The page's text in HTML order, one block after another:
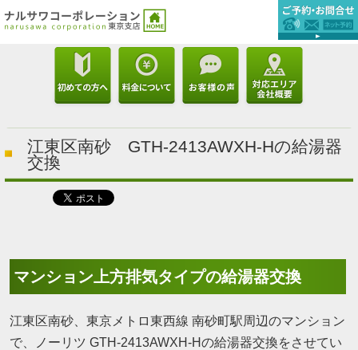
江東区南砂 GTH-2413AWXH-Hの給湯器
交換
マンション上方排気タイプの給湯器交換
江東区南砂、東京メトロ東西線 南砂町駅周辺のマンション
で、ノーリツ GTH-2413AWXH-Hの給湯器交換をさせてい